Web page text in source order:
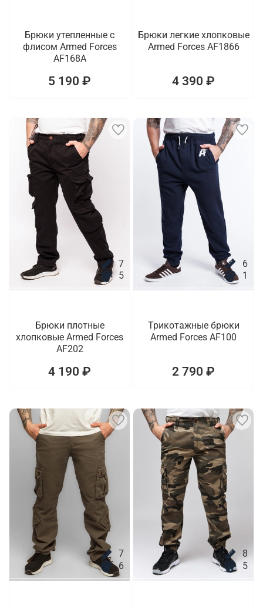
Брюки утепленные с
флисом Armed Forces
AF168A
5 190 ₽
Брюки легкие хлопковые
Armed Forces AF1866
4 390 ₽
7
5
Брюки плотные
хлопковые Armed Forces
AF202
4 190 ₽
6
1
Трикотажные брюки
Armed Forces AF100
2 790 ₽
7
6
8
5